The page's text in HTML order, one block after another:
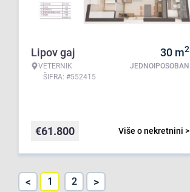
Lipov gaj
VETERNIK
ŠIFRA: #552415
30 m2
JEDNOIPOSOBAN
Više o nekretnini >
€61.800
< 1 2 >